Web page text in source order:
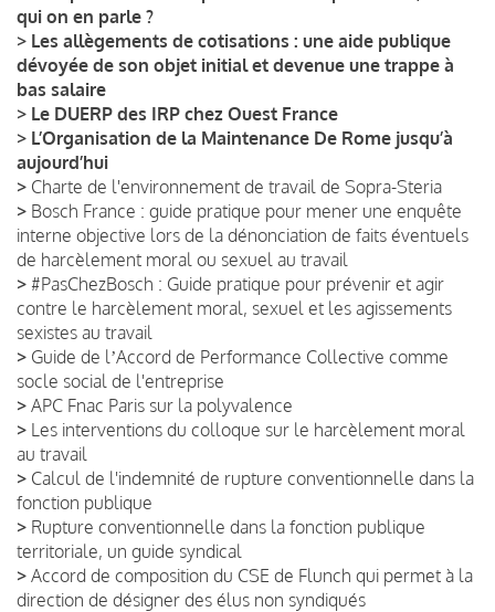
qui on en parle ?
> Les allègements de cotisations : une aide publique
dévoyée de son objet initial et devenue une trappe à
bas salaire
> Le DUERP des IRP chez Ouest France
> L’Organisation de la Maintenance De Rome jusqu’à
aujourd’hui
> Charte de l'environnement de travail de Sopra-Steria
> Bosch France : guide pratique pour mener une enquête
interne objective lors de la dénonciation de faits éventuels
de harcèlement moral ou sexuel au travail
> #PasChezBosch : Guide pratique pour prévenir et agir
contre le harcèlement moral, sexuel et les agissements
sexistes au travail
> Guide de lʼAccord de Performance Collective comme
socle social de l'entreprise
> APC Fnac Paris sur la polyvalence
> Les interventions du colloque sur le harcèlement moral
au travail
> Calcul de l'indemnité de rupture conventionnelle dans la
fonction publique
> Rupture conventionnelle dans la fonction publique
territoriale, un guide syndical
> Accord de composition du CSE de Flunch qui permet à la
direction de désigner des élus non syndiqués